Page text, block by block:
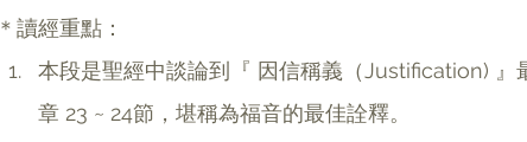
＊讀經重點：
本段是聖經中談論到『 因信稱義（Justification) 』
章 23 ~ 24節，堪稱為福音的最佳詮釋。